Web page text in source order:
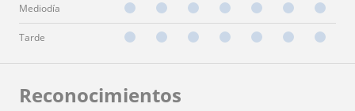
Mediodía
Tarde
Reconocimientos